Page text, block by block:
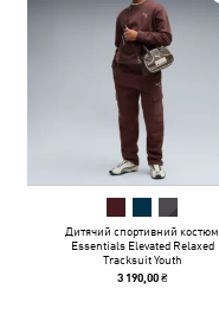
Дитячий спортивний костюм
Essentials Elevated Relaxed
Tracksuit Youth
3 190,00 ₴